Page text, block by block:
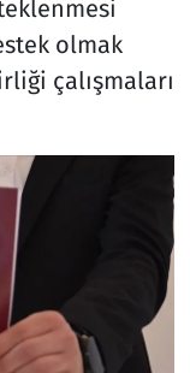
olmak
çalışmaları